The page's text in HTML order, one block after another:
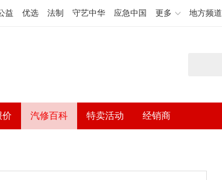
益 优选 法制 守艺中华 应急中国 更多 地方频道
价 汽修百科 特卖活动 经销商